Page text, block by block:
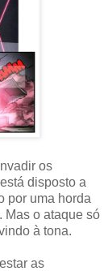
os
disposto a
por uma horda
Mas o ataque só
à tona.
as